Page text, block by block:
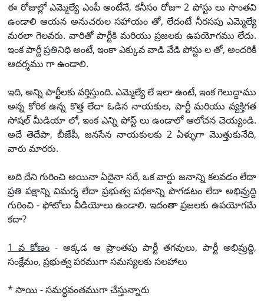
ఈ రోజుల్లో ఎమ్మెల్యే ఎంపీ అంటేనే, కనీసం రోజూ 2 పోస్టు లు సొంతవి
ఉండాలి ఆయన అనుచరుల సహాయం తో, లేదంటే నీరసపు ఎమ్మెల్యే
మరలా గెలవరు. వారితో పార్టీకి మరియు ప్రజలకు ఉపయోగము లేదు.
ఇంక పార్టీ ప్రతినిధి అంటే, ఇంకా ఎక్కువ వాడి వేడి పోస్టు ల తో, అందరికీ
ఆదర్శము గా ఉండాలి.
ఇది, అన్ని పార్టీలకు వర్తిస్తుంది. ఎమ్మెల్యే లే ఇలా ఉంటే, ఇంక గెలుద్దాము
అన్న కోరిక ఉన్న కొత్త లేదా ఓడిన నాయకుల, పార్టీ మరియు వ్యక్తిగత
సోషల్ మీడియా లో, ఇంక ఎన్ని పోస్ట్ లు ఉండాలో ఆలోచన చెయ్యండి.
అదే తెదేపా, బీజేపీ, జనసేన నాయకులకు 2 ఏళ్ళుగా మొత్తుకునేది,
వారు మారరు.
అది దేని గురించి అయినా ఏదైనా సరే, ఒక వార్డు జనాన్ని కలవడం లేదా
ప్రతి పక్షాన్ని విమర్శ లేదా ప్రభుత్వ పధకాన్ని పొగడటం లేదా అభివ్రుద్ది
గురించి - ఫోటోలు వీడియోలు ఉండాలి. ఇదంతా ప్రజలకు ఉపయోగమే
కదా?
1 వ కోణం - అక్కడ ఆ ప్రాంతపు పార్టీ తగవులు, పార్టీ అభివ్రుద్ది,
సంక్షేమం, ప్రభుత్వ పరముగా సమస్యలకు సలహాలు
* సాయి - సమర్ధవంతముగా చేస్తున్నారు